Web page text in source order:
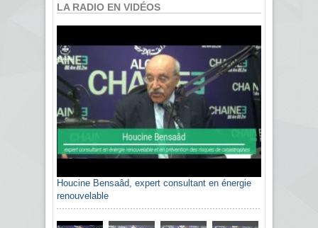
LA RADIO EN VIDÉOS
Houcine Bensaâd, expert consultant en énergie
renouvelable